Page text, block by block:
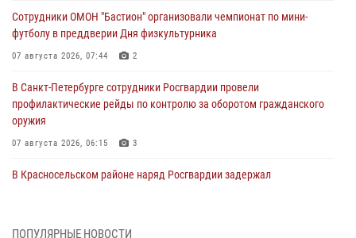
Сотрудники ОМОН "Бастион" организовали чемпионат по мини-
футболу в преддверии Дня физкультурника
07 августа 2026, 07:44 2
В Санкт-Петербурге сотрудники Росгвардии провели
профилактические рейды по контролю за оборотом гражданского
оружия
07 августа 2026, 06:15 3
В Красносельском районе наряд Росгвардии задержал
06 августа 2026, 13:39 1
ПОПУЛЯРНЫЕ НОВОСТИ